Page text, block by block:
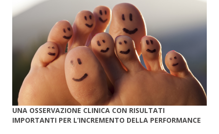
UNA OSSERVAZIONE CLINICA CON RISULTATI
IMPORTANTI PER L’INCREMENTO DELLA PERFORMANCE